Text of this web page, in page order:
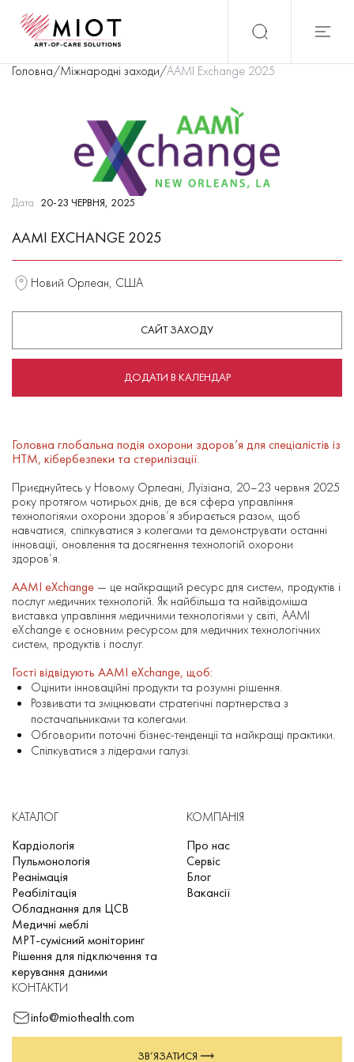
Головна/Міжнародні заходи/AAMI Exchange 2025
Дата 20-23 ЧЕРВНЯ, 2025
AAMI EXCHANGE 2025
Новий Орлеан, США
САЙТ ЗАХОДУ
ДОДАТИ В КАЛЕНДАР
Головна глобальна подія охорони здоров’я для спеціалістів із
HTM, кібербезпеки та стерилізації.
Приєднуйтесь у Новому Орлеані, Луїзіана, 20–23 червня 2025
року протягом чотирьох днів, де вся сфера управління
технологіями охорони здоров’я збирається разом, щоб
навчатися, спілкуватися з колегами та демонструвати останні
інновації, оновлення та досягнення технологій охорони
здоров’я.
AAMI eXchange — це найкращий ресурс для систем, продуктів і
послуг медичних технологій. Як найбільша та найвідоміша
виставка управління медичними технологіями у світі, AAMI
eXchange є основним ресурсом для медичних технологічних
систем, продуктів і послуг.
Гості відвідують AAMI eXchange, щоб:
Оцінити інноваційні продукти та розумні рішення.
Розвивати та зміцнювати стратегічні партнерства з
постачальниками та колегами.
Обговорити поточні бізнес-тенденції та найкращі практики.
Спілкуватися з лідерами галузі.
КАТАЛОГ
Кардіологія
Пульмонологія
Реанімація
Реабілітація
Обладнання для ЦСВ
Медичні меблі
МРТ-сумісний моніторинг
Рішення для підключення та
керування даними
КОМПАНІЯ
Про нас
Сервіс
Блог
Вакансії
КОНТАКТИ
info@miothealth.com
ЗВ’ЯЗАТИСЯ